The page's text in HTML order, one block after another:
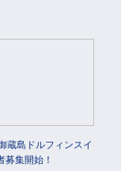
蔵島ドルフィンスイ
募集開始！